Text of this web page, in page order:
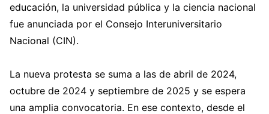
educación, la universidad pública y la ciencia nacional
fue anunciada por el Consejo Interuniversitario
Nacional (CIN).
La nueva protesta se suma a las de abril de 2024,
octubre de 2024 y septiembre de 2025 y se espera
una amplia convocatoria. En ese contexto, desde el